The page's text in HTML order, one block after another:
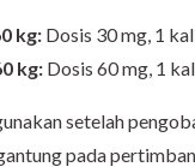
kg: Dosis 30 mg, 1
kg: Dosis 60 mg, 1
setelah
pada